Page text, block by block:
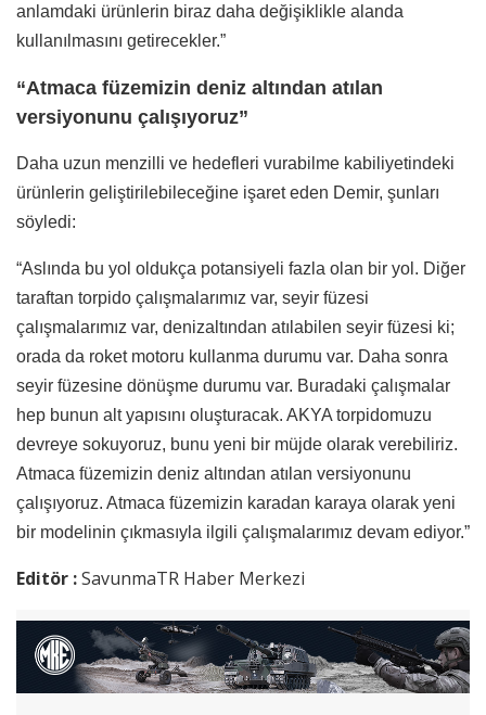
anlamdaki ürünlerin biraz daha değişiklikle alanda
kullanılmasını getirecekler.”
“Atmaca füzemizin deniz altından atılan
versiyonunu çalışıyoruz”
Daha uzun menzilli ve hedefleri vurabilme kabiliyetindeki
ürünlerin geliştirilebileceğine işaret eden Demir, şunları
söyledi:
“Aslında bu yol oldukça potansiyeli fazla olan bir yol. Diğer
taraftan torpido çalışmalarımız var, seyir füzesi
çalışmalarımız var, denizaltından atılabilen seyir füzesi ki;
orada da roket motoru kullanma durumu var. Daha sonra
seyir füzesine dönüşme durumu var. Buradaki çalışmalar
hep bunun alt yapısını oluşturacak. AKYA torpidomuzu
devreye sokuyoruz, bunu yeni bir müjde olarak verebiliriz.
Atmaca füzemizin deniz altından atılan versiyonunu
çalışıyoruz. Atmaca füzemizin karadan karaya olarak yeni
bir modelinin çıkmasıyla ilgili çalışmalarımız devam ediyor.”
Editör :SavunmaTR Haber Merkezi